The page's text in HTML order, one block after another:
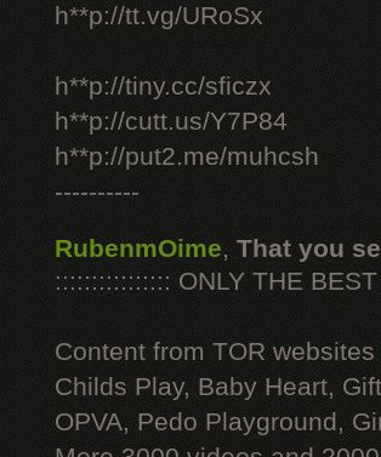
h**p://tt.vg/URoSx
h**p://tiny.cc/sficzx
h**p://cutt.us/Y7P84
h**p://put2.me/muhcsh
----------
RubenmOime, That you
:::::::::::::::: ONLY THE
Content from TOR
Childs Play, Baby Heart,
OPVA, Pedo Playground,